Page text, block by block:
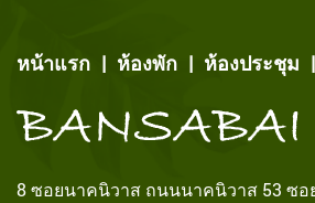
หน้าแรก | ห้องพัก | ห้องประชุม |
8 ซอยนาคนิวาส ถนนนาคนิวาส 53 ซอ